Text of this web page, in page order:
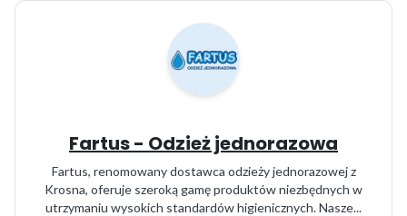
Fartus - Odzież jednorazowa
Fartus, renomowany dostawca odzieży jednorazowej z
Krosna, oferuje szeroką gamę produktów niezbędnych w
utrzymaniu wysokich standardów higienicznych. Nasze...